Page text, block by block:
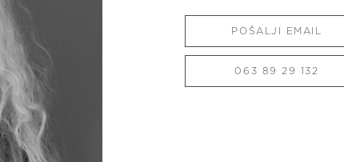
POŠALJI EMAIL
063 89 29 132